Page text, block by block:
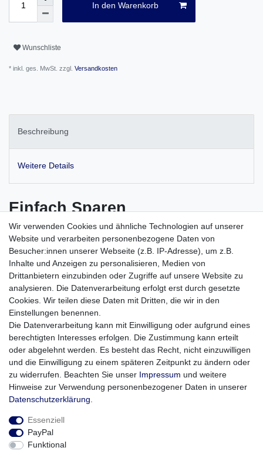
In den Warenkorb
Wunschliste
* inkl. ges. MwSt. zzgl. Versandkosten
Beschreibung
Weitere Details
Einfach Sparen
10 Stück Xlyne CD-R 700 MB 80 Minuten CD-Rohlinge im
Jewel Case
Xlyne CD-Rs 52x sind qualitativ hochwertige, einmal
beschreibbare Speichermedien und können mit einer
Geschwindigkeit von bis zu 52x beschrieben werden. Sie bieten
eine Speicherkapazität von 700 MB. Typische Anwendungen sind
die Speicherung und Archivierung von digitalen Fotos, die
Aufzeichnung oder Duplizierung von Musik oder Multimedia-
Präsentationen.
Lieferumfang
: 1 x 10 Stück Jewel Case Xlyne CD-R 700 MB CD-
Rohlinge
Wir verwenden Cookies und ähnliche Technologien auf unserer
Website und verarbeiten personenbezogene Daten von
Besucher:innen unserer Webseite (z.B. IP-Adresse), um z.B.
Inhalte und Anzeigen zu personalisieren, Medien von
Drittanbietern einzubinden oder Zugriffe auf unsere Website zu
analysieren. Die Datenverarbeitung erfolgt erst durch gesetzte
Cookies. Wir teilen diese Daten mit Dritten, die wir in den
Einstellungen benennen.
Die Datenverarbeitung kann mit Einwilligung oder aufgrund eines
berechtigten Interesses erfolgen. Die Zustimmung kann erteilt
oder abgelehnt werden. Es besteht das Recht, nicht einzuwilligen
und die Einwilligung zu einem späteren Zeitpunkt zu ändern oder
zu widerrufen. Beachten Sie unser Impressum und weitere
Hinweise zur Verwendung personenbezogener Daten in unserer
Daten­schutz­erklärung
Essenziell
PayPal
Funktional